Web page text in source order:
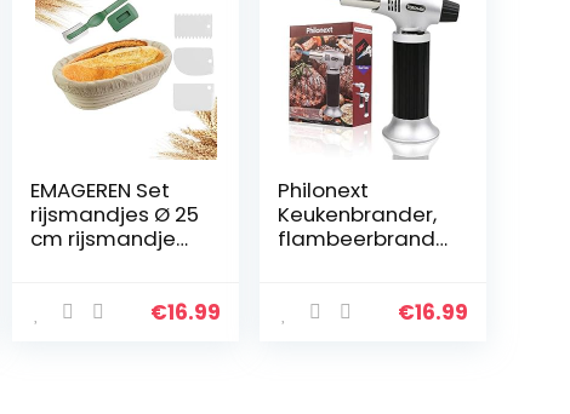
EMAGEREN Set
rijsmandjes Ø 25
cm rijsmandje
handgemaakte
€16.99
Philonext
Keukenbrander,
flambeerbrande
voor de keuken,
€16.99